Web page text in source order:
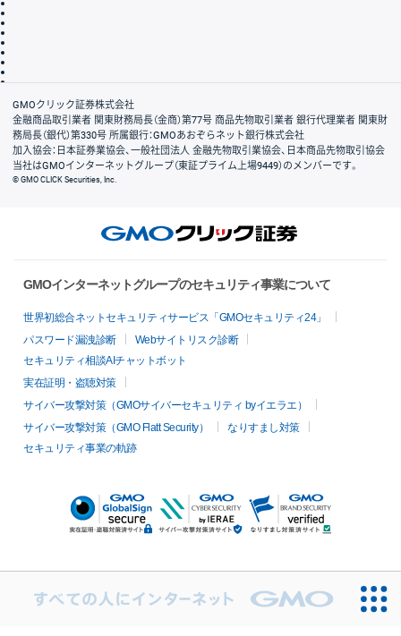
会社案内
GMOクリック証券株式会社
金融商品取引業者 関東財務局長（金商）第77号 商品先物取引業者 銀行代理業者 関東財
務局長（銀代）第330号 所属銀行：GMOあおぞらネット銀行株式会社
加入協会：日本証券業協会、一般社団法人 金融先物取引業協会、日本商品先物取引協会
当社はGMOインターネットグループ（東証プライム上場9449）のメンバーです。
© GMO CLICK Securities, Inc.
GMOインターネットグループのセキュリティ事業について
世界初総合ネットセキュリティサービス「GMOセキュリティ24」
パスワード漏洩診断
Webサイトリスク診断
セキュリティ相談AIチャットボット
実在証明・盗聴対策
サイバー攻撃対策（GMOサイバーセキュリティ byイエラエ）
サイバー攻撃対策（GMO Flatt Security）
なりすまし対策
セキュリティ事業の軌跡